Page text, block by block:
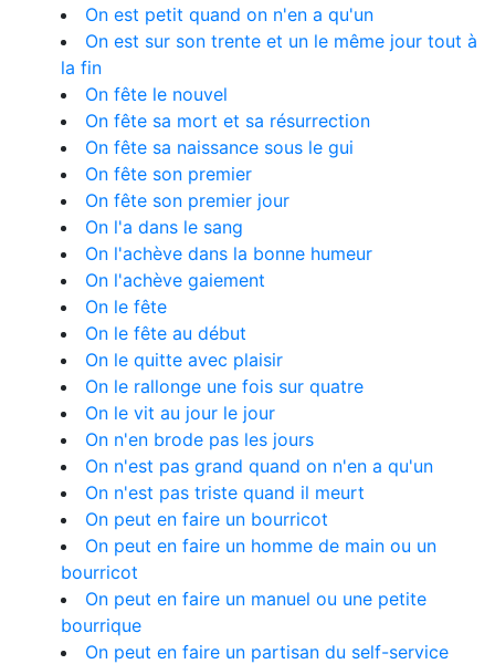
On est petit quand on n'en a qu'un
On est sur son trente et un le même jour tout à
la fin
On fête le nouvel
On fête sa mort et sa résurrection
On fête sa naissance sous le gui
On fête son premier
On fête son premier jour
On l'a dans le sang
On l'achève dans la bonne humeur
On l'achève gaiement
On le fête
On le fête au début
On le quitte avec plaisir
On le rallonge une fois sur quatre
On le vit au jour le jour
On n'en brode pas les jours
On n'est pas grand quand on n'en a qu'un
On n'est pas triste quand il meurt
On peut en faire un bourricot
On peut en faire un homme de main ou un
bourricot
On peut en faire un manuel ou une petite
bourrique
On peut en faire un partisan du self-service